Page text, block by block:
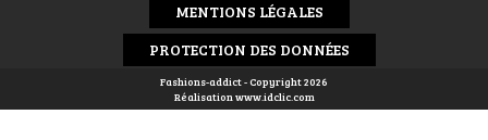
MENTIONS LÉGALES
PROTECTION DES DONNÉES
Fashions-addict - Copyright 2026
Réalisationwww.idclic.com